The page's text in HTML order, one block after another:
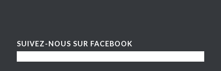
SUIVEZ-NOUS SUR FACEBOOK